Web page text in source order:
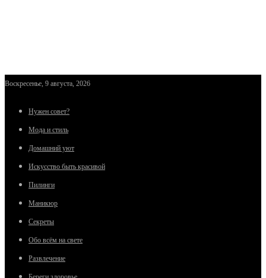
Воскресенье, 9 августа, 2026
Нужен совет?
Мода и стиль
Домашний уют
Искусство быть красивой
Пилинги
Маникюр
Секреты
Обо всём на свете
Развлечение